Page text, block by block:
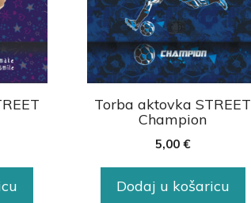
Torba aktovka STREET
Champion
5,00 €
Dodaj u košaricu